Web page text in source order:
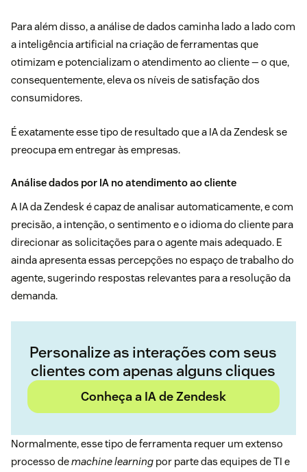
Para além disso, a análise de dados caminha lado a lado com
a inteligência artificial na criação de ferramentas que
otimizam e potencializam o atendimento ao cliente — o que,
consequentemente, eleva os níveis de satisfação dos
consumidores.
É exatamente esse tipo de resultado que a IA da Zendesk se
preocupa em entregar às empresas.
Análise dados por IA no atendimento ao cliente
A IA da Zendeské capaz de analisar automaticamente, e com
precisão, a intenção, o sentimento e o idioma do cliente para
direcionar as solicitações para o agente mais adequado. E
ainda apresenta essas percepções no espaço de trabalho do
agente, sugerindo respostas relevantes para a resolução da
demanda.
Personalize as interações com seus
clientes com apenas alguns cliques
Conheça a IA de Zendesk
Normalmente, esse tipo de ferramenta requer um extenso
processo demachine learning por parte das equipes de TI e